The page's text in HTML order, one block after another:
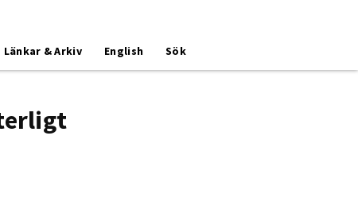
Länkar & Arkiv English Sök